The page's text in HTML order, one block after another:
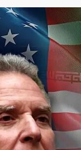
۱۴۰۵